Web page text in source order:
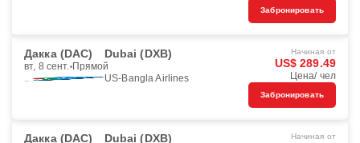
Забронировать
Дакка (DAC) Dubai (DXB)
вт, 8 сент. Прямой
US-Bangla Airlines
Начиная от
US$ 289.49
Цена/ чел
Забронировать
Дакка (DAC) Dubai (DXB) Начиная от